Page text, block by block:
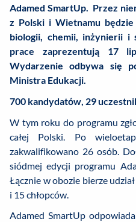
Adamed SmartUp. Przez
z Polski i Wietnamu
biologii, chemii, inżynierii i
prace zaprezentują 17
Wydarzenie odbywa się
Ministra Edukacji.
700 kandydatów, 29
W tym roku do programu
całej Polski. Po
zakwalifikowano 26 osób.
siódmej edycji programu
Łącznie w obozie bierze
i 15 chłopców.
Adamed SmartUp